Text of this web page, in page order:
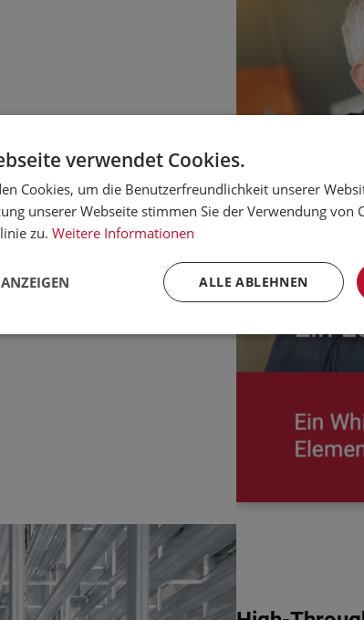
– mit klaren
verwendet Cookies.
Cookies, um die Benutzerfreundlichkeit unserer
unserer Webseite stimmen Sie der Verwendung von
zu. Weitere Informationen
ALLE ABLEHNEN